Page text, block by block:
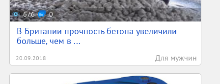
676 0
В Британии прочность бетона увеличили
больше, чем в ...
20.09.2018 Для мужчин